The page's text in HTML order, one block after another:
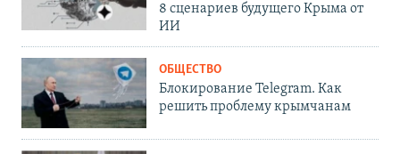
8 сценариев будущего Крыма от
ИИ
ОБЩЕСТВО
Блокирование Telegram. Как
решить проблему крымчанам